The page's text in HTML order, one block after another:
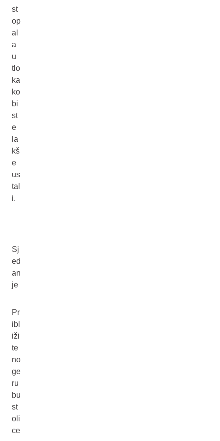
st
op
al
a
u
tlo
ka
ko
bi
st
e
la
kš
e
us
tal
i.
Sj
ed
an
je
Pr
ibl
iži
te
no
ge
ru
bu
st
oli
ce